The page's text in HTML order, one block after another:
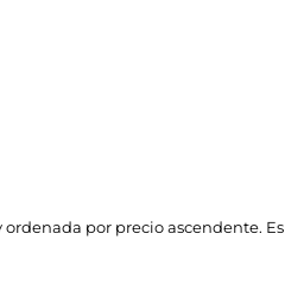
ordenada por precio ascendente. Es